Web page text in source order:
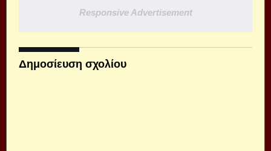
Responsive Advertisement
Δημοσίευση σχολίου